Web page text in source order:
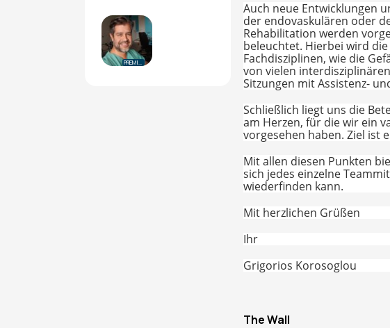
Auch neue Entwicklungen
der endovaskulären oder
Rehabilitation werden
beleuchtet. Hierbei wird
Fachdisziplinen, wie die
von vielen
Sitzungen mit Assistenz-
Schließlich liegt uns die
am Herzen, für die wir ein
vorgesehen haben. Ziel ist
Mit allen diesen Punkten
sich jedes einzelne
wiederfinden kann.
Mit herzlichen Grüßen
Ihr
Grigorios Korosoglou
The Wall